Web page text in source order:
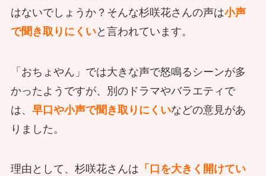
はないでしょうか？そんな杉咲花さんの声は小声
で聞き取りにくいと言われています。
「おちょやん」では大きな声で怒鳴るシーンが多
かったようですが、別のドラマやバラエティで
は、 早口や小声で聞き取りにくいなどの意見があ
りました。
理由として、杉咲花さんは 「口を大きく開けてい